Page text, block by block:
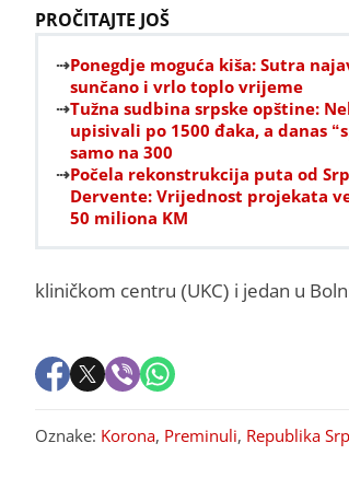
PROČITAJTE JOŠ
Ponegdje moguća kiša: Sutra
sunčano i vrlo toplo vrijeme
Tužna sudbina srpske opštine:
upisivali po 1500 đaka, a danas
samo na 300
Počela rekonstrukcija puta od
Dervente: Vrijednost projekata
50 miliona KM
kliničkom centru (UKC) i jedan u
Oznake: Korona, Preminuli, Republika